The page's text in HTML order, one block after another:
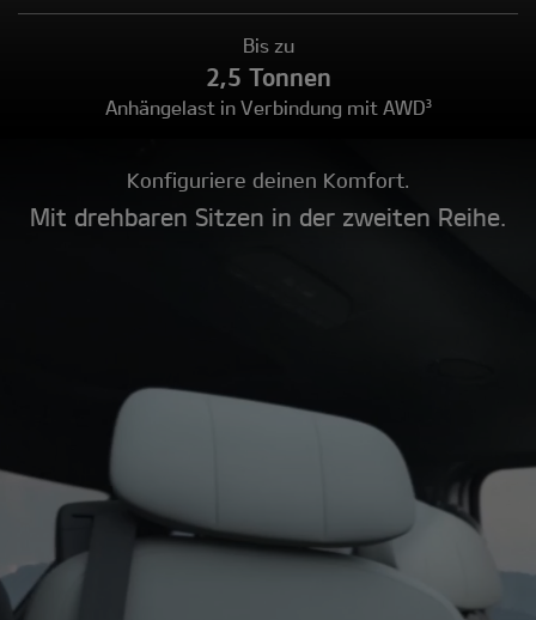
Bis zu
2,5 Tonnen
Anhängelast in Verbindung mit AWD³
Konfiguriere deinen Komfort.
Mit drehbaren Sitzen in der zweiten Reihe.